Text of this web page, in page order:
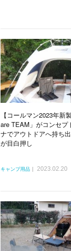
【コールマン2023年新
are TEAM」がコンセプ
ナでアウトドアへ持ち
が目白押し
キャンプ用品 2023.02.20